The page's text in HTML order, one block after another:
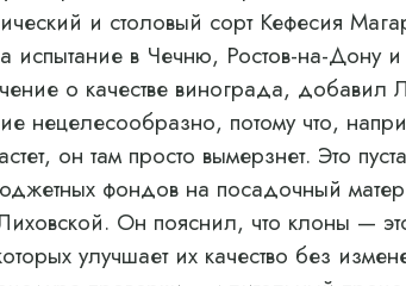
и столовый сорт Кефесия
испытание в Чечню, Ростов-на-Дону
о качестве винограда, добавил
нецелесообразно, потому что,
он там просто вымерзнет. Это
фондов на посадочный
Он пояснил, что клоны —
улучшает их качество без